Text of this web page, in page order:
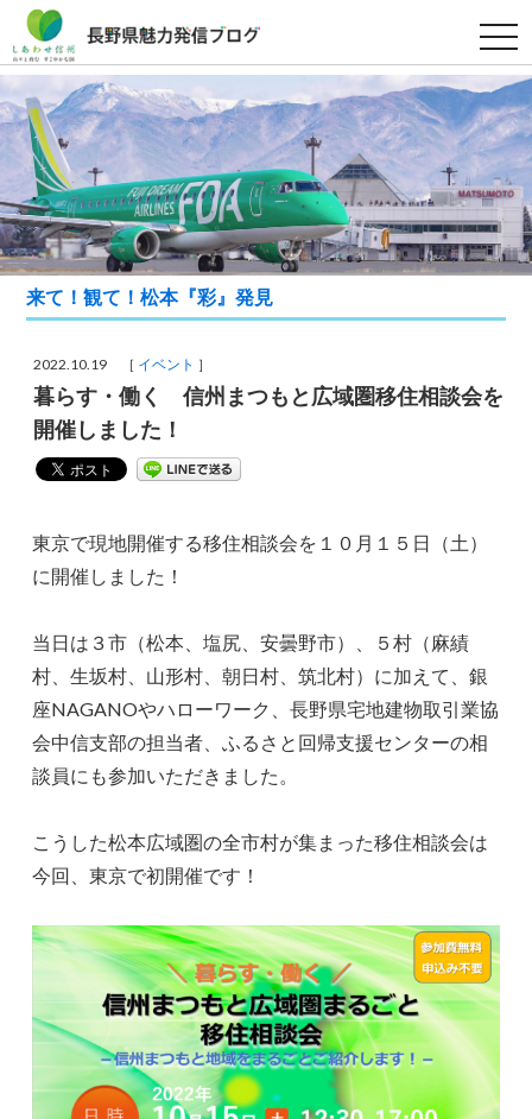
t
o
g
g
l
e
n
a
v
i
a
t
i
o
来て！観て！松本『彩』発見
2022.10.19 ［ イベント ］
暮らす・働く 信州まつもと広域圏移住相談会を
開催しました！
東京で現地開催する移住相談会を１０月１５日（土）
に開催しました！
当日は３市（松本、塩尻、安曇野市）、５村（麻績
村、生坂村、山形村、朝日村、筑北村）に加えて、銀
座NAGANOやハローワーク、長野県宅地建物取引業協
会中信支部の担当者、ふるさと回帰支援センターの相
談員にも参加いただきました。
こうした松本広域圏の全市村が集まった移住相談会は
今回、東京で初開催です！